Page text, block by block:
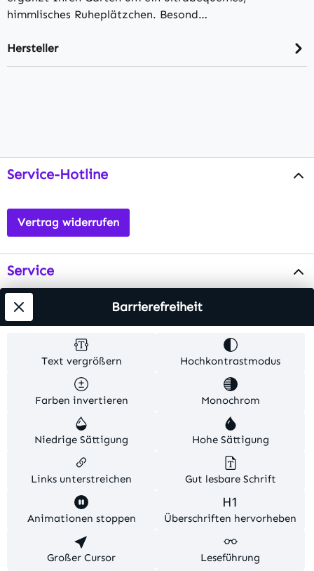
himmlisches Ruheplätzchen. Besond…
Hersteller
Service-Hotline
Vertrag widerrufen
Service
Info
Alle Preise inkl. gesetzl. Mehrwertsteuer zzgl.
Versandkosten . Alle Artikelangaben sind
Herstellerangaben und ohne Gewähr.
© 2026 MKV24 – Alle Rechte vorbehalten. Theme by
TC-Innovations
Text vergrößern Hochkontrastmodus
Farben invertieren Monochrom
Niedrige Sättigung Hohe Sättigung
Links unterstreichen Gut lesbare Schrift
Animationen stoppen Überschriften hervorheben
Großer Cursor Leseführung
Barrierefreiheit
Diese Website verwendet Cookies, um eine bestmögliche
Erfahrung bieten zu können.
Nur technisch notwendige
Konfigurieren